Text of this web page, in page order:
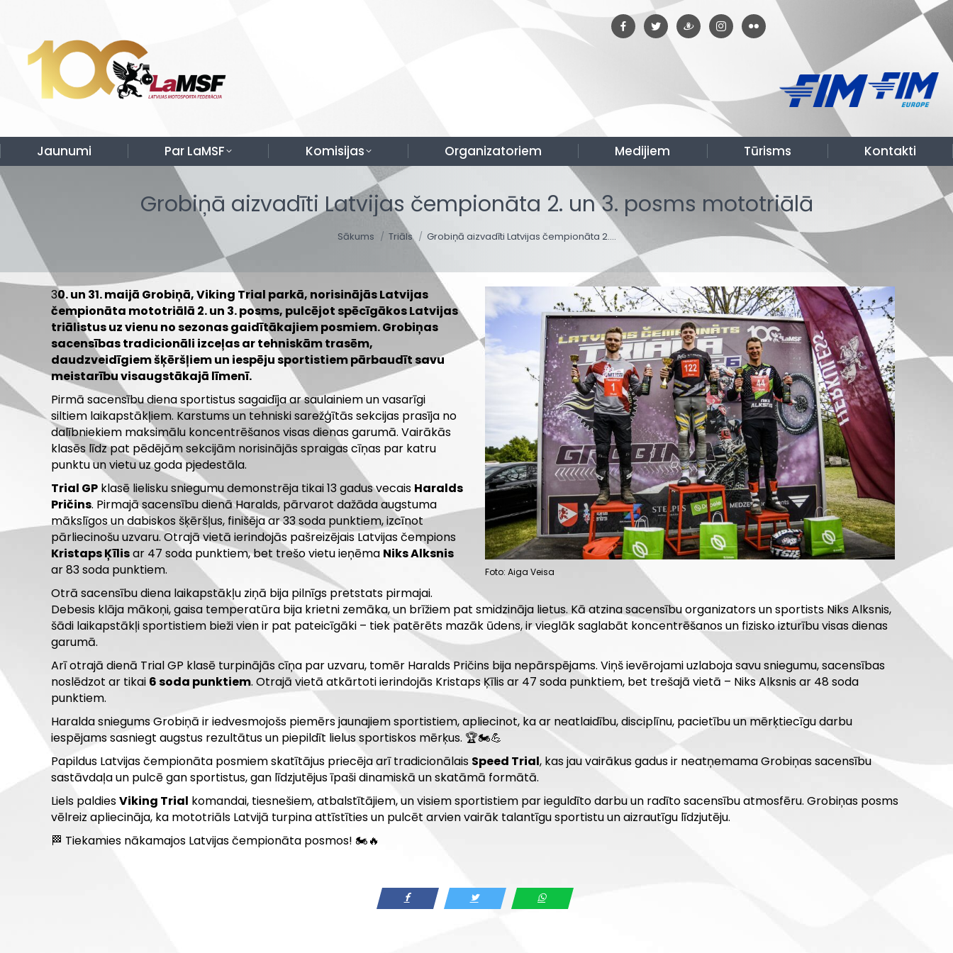
Jaunumi Par LaMSF Komisijas Organizatoriem Medijiem Tūrisms Kontakti
Grobiņā aizvadīti Latvijas čempionāta 2. un 3. posms mototriālā
You are here:
Sākums Triāls Grobiņā aizvadīti Latvijas čempionāta 2.…
Foto: Aiga Veisa
30. un 31. maijā Grobiņā, Viking Trial parkā, norisinājās Latvijas
čempionāta mototriālā 2. un 3. posms, pulcējot spēcīgākos Latvijas
triālistus uz vienu no sezonas gaidītākajiem posmiem. Grobiņas
sacensības tradicionāli izceļas ar tehniskām trasēm,
daudzveidīgiem šķēršļiem un iespēju sportistiem pārbaudīt savu
meistarību visaugstākajā līmenī.
Pirmā sacensību diena sportistus sagaidīja ar saulainiem un vasarīgi
siltiem laikapstākļiem. Karstums un tehniski sarežģītās sekcijas prasīja no
dalībniekiem maksimālu koncentrēšanos visas dienas garumā. Vairākās
klasēs līdz pat pēdējām sekcijām norisinājās spraigas cīņas par katru
punktu un vietu uz goda pjedestāla.
Trial GP klasē lielisku sniegumu demonstrēja tikai 13 gadus vecais Haralds
Pričins. Pirmajā sacensību dienā Haralds, pārvarot dažāda augstuma
mākslīgos un dabiskos šķēršļus, finišēja ar 33 soda punktiem, izcīnot
pārliecinošu uzvaru. Otrajā vietā ierindojās pašreizējais Latvijas čempions
Kristaps Ķīlisar 47 soda punktiem, bet trešo vietu ieņēma Niks Alksnis
ar 83 soda punktiem.
Otrā sacensību diena laikapstākļu ziņā bija pilnīgs pretstats pirmajai.
Debesis klāja mākoņi, gaisa temperatūra bija krietni zemāka, un brīžiem pat smidzināja lietus. Kā atzina sacensību organizators un sportists Niks Alksnis,
šādi laikapstākļi sportistiem bieži vien ir pat pateicīgāki – tiek patērēts mazāk ūdens, ir vieglāk saglabāt koncentrēšanos un fizisko izturību visas dienas
garumā.
Arī otrajā dienā Trial GP klasē turpinājās cīņa par uzvaru, tomēr Haralds Pričins bija nepārspējams. Viņš ievērojami uzlaboja savu sniegumu, sacensības
noslēdzot ar tikai 6 soda punktiem. Otrajā vietā atkārtoti ierindojās Kristaps Ķīlis ar 47 soda punktiem, bet trešajā vietā – Niks Alksnis ar 48 soda
punktiem.
Haralda sniegums Grobiņā ir iedvesmojošs piemērs jaunajiem sportistiem, apliecinot, ka ar neatlaidību, disciplīnu, pacietību un mērķtiecīgu darbu
iespējams sasniegt augstus rezultātus un piepildīt lielus sportiskos mērķus. 🏆🏍️💪
Papildus Latvijas čempionāta posmiem skatītājus priecēja arī tradicionālais Speed Trial, kas jau vairākus gadus ir neatņemama Grobiņas sacensību
sastāvdaļa un pulcē gan sportistus, gan līdzjutējus īpaši dinamiskā un skatāmā formātā.
Liels paldiesViking Trial komandai, tiesnešiem, atbalstītājiem, un visiem sportistiem par ieguldīto darbu un radīto sacensību atmosfēru. Grobiņas posms
vēlreiz apliecināja, ka mototriāls Latvijā turpina attīstīties un pulcēt arvien vairāk talantīgu sportistu un aizrautīgu līdzjutēju.
🏁 Tiekamies nākamajos Latvijas čempionāta posmos! 🏍️🔥